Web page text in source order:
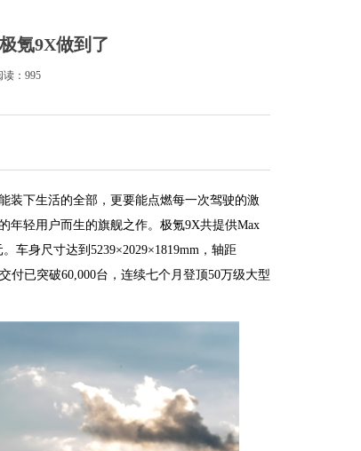
氪9X做到了
读：995
装下生活的全部，更要能点燃每一次驾驶的激
年轻用户而生的旗舰之作。极氪9X共提供Max
车身尺寸达到5239×2029×1819mm，轴距
付已突破60,000台，连续七个月登顶50万级大型